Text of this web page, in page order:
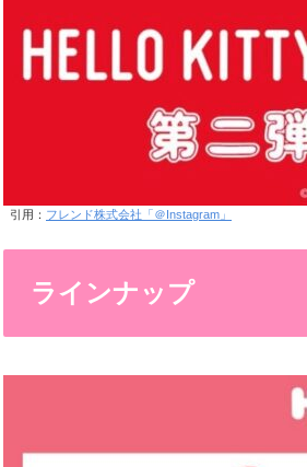
引用： フレンド株式会社「＠Instagram」
ラインナップ